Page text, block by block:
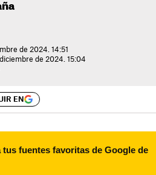
de 2024. 14:51
de 2024. 15:04
EN
tus fuentes favoritas de Google de